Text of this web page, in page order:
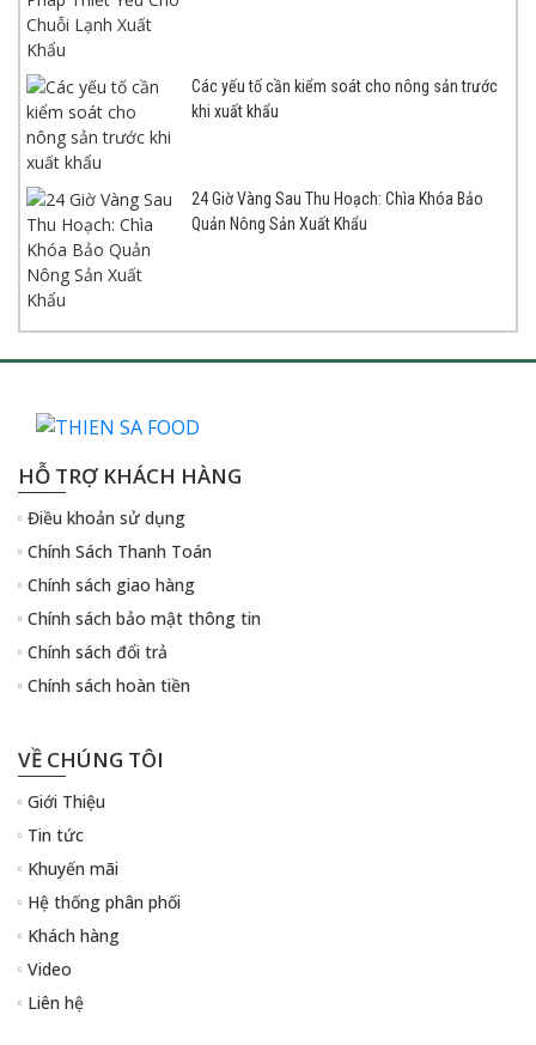
Các yếu tố cần kiểm soát cho nông sản trước
khi xuất khẩu
24 Giờ Vàng Sau Thu Hoạch: Chìa Khóa Bảo
Quản Nông Sản Xuất Khẩu
HỖ TRỢ KHÁCH HÀNG
Điều khoản sử dụng
Chính Sách Thanh Toán
Chính sách giao hàng
Chính sách bảo mật thông tin
Chính sách đổi trả
Chính sách hoàn tiền
VỀ CHÚNG TÔI
Giới Thiệu
Tin tức
Khuyến mãi
Hệ thống phân phối
Khách hàng
Video
Liên hệ